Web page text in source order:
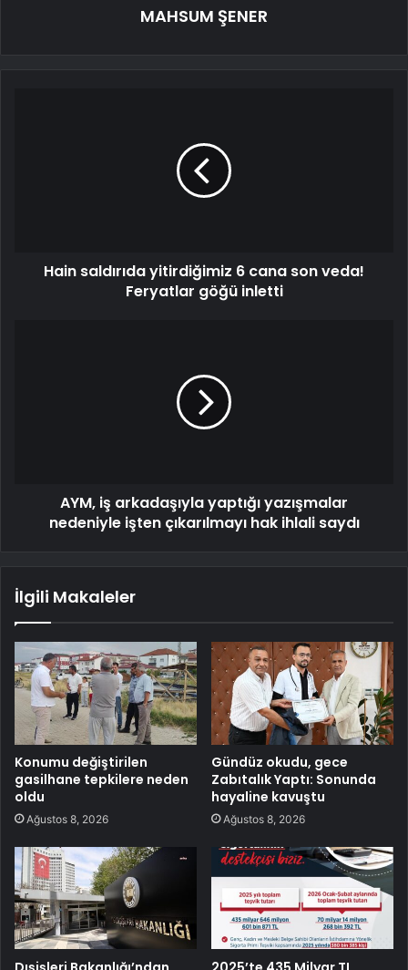
MAHSUM ŞENER
Hain saldırıda yitirdiğimiz 6 cana son veda!
Feryatlar göğü inletti
AYM, iş arkadaşıyla yaptığı yazışmalar
nedeniyle işten çıkarılmayı hak ihlali saydı
İlgili Makaleler
Konumu değiştirilen
gasilhane tepkilere neden
oldu
Ağustos 8, 2026
Gündüz okudu, gece
Zabıtalık Yaptı: Sonunda
hayaline kavuştu
Ağustos 8, 2026